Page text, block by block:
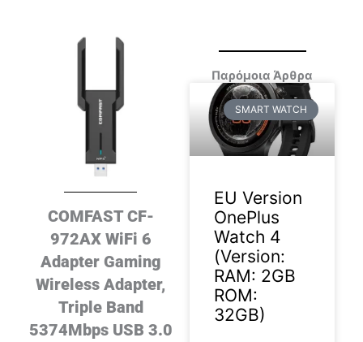
COMFAST CF-
972AX WiFi 6
Adapter Gaming
Wireless Adapter,
Triple Band
5374Mbps USB 3.0
Παρόμοια Άρθρα
SMART WATCH
EU Version
OnePlus
Watch 4
(Version:
RAM: 2GB
ROM:
32GB)